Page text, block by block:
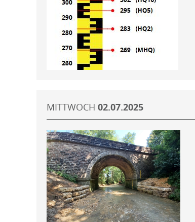
MITTWOCH 02.07.2025